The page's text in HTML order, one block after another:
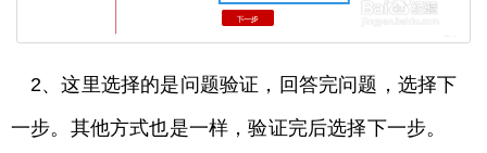
2、这里选择的是问题验证，回答完问题，选择下
一步。其他方式也是一样，验证完后选择下一步。